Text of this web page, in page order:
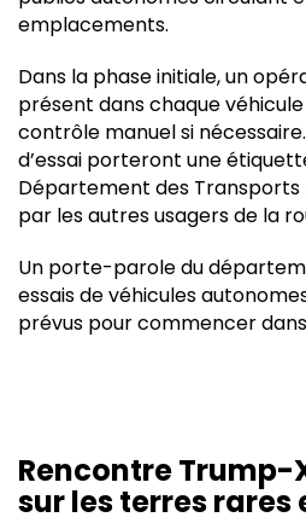
emplacements.
Dans la phase initiale, un
présent dans chaque
contrôle manuel si
d’essai porteront une
Département des
par les autres usagers de la
Un porte-parole du
essais de véhicules
prévus pour commencer dans
Rencontre Trump-
sur les terres